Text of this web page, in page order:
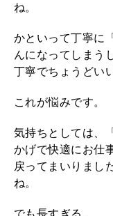
ね。
かといって丁寧に
んになってしまう
丁寧でちょうどい
これが悩みです。
気持ちとしては、
かげで快適にお仕
戻ってまいりまし
ね。
でも長すぎる。